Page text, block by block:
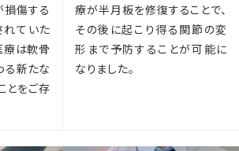
損傷する
れていた
療は軟骨
る新たな
とをご存
療が半月板を修復することで、
その後に起こり得る関節の変
形まで予防することが可能に
なりました。